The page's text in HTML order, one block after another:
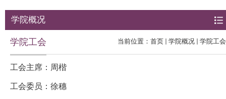
学院概况
当前位置： 首页 学院概况 学院工会
学院工会
工会主席：周楷
工会委员：徐穗